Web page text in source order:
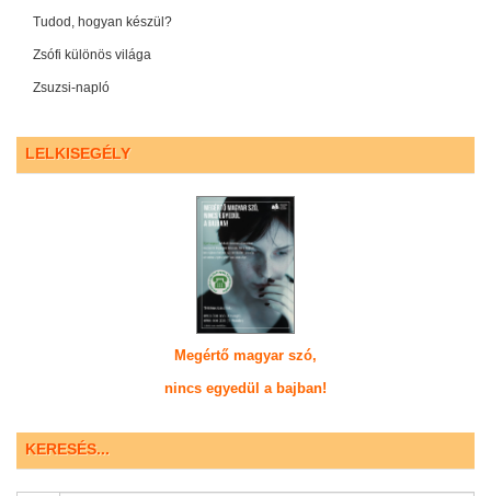
Tudod, hogyan készül?
Zsófi különös világa
Zsuzsi-napló
LELKISEGÉLY
Megértő magyar szó,
nincs egyedül a bajban!
KERESÉS...